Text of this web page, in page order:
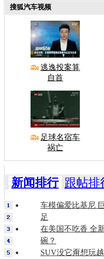
搜狐汽车视频
逃逸投案算
自首
足球名宿车
祸亡
新闻排行 跟帖排
车模偏爱比基尼
足
在美国不吃香 全
碗？
SUV没它甭想玩